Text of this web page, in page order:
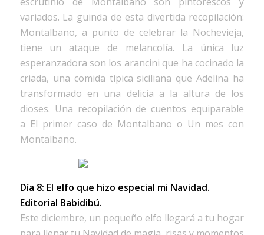
variados. La guinda de esta divertida recopilación:
Montalbano, a punto de celebrar la Nochevieja,
tiene un ataque de melancolía. La única luz
esperanzadora son los arancini que ha cocinado la
criada, una comida típica siciliana que Adelina ha
transformado en una delicia a la altura de los
dioses. Una recopilación de cuentos equiparable
a El primer caso de Montalbano o Un mes con
Montalbano.
Día 8: El elfo que hizo especial mi Navidad.
Editorial Babidibú.
Este diciembre, un pequeño elfo llegará a tu hogar